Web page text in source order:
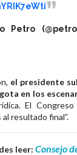
Petro
el presidente
en los
El
resultado final”.
leer: Consejo